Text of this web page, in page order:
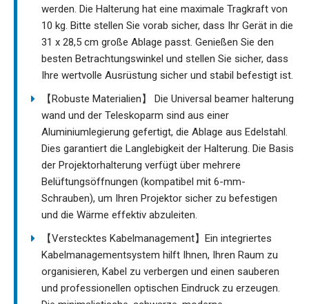
werden. Die Halterung hat eine maximale Tragkraft von
10 kg. Bitte stellen Sie vorab sicher, dass Ihr Gerät in die
31 x 28,5 cm große Ablage passt. Genießen Sie den
besten Betrachtungswinkel und stellen Sie sicher, dass
Ihre wertvolle Ausrüstung sicher und stabil befestigt ist.
【Robuste Materialien】 Die Universal beamer halterung
wand und der Teleskoparm sind aus einer
Aluminiumlegierung gefertigt, die Ablage aus Edelstahl.
Dies garantiert die Langlebigkeit der Halterung. Die Basis
der Projektorhalterung verfügt über mehrere
Belüftungsöffnungen (kompatibel mit 6-mm-
Schrauben), um Ihren Projektor sicher zu befestigen
und die Wärme effektiv abzuleiten.
【Verstecktes Kabelmanagement】Ein integriertes
Kabelmanagementsystem hilft Ihnen, Ihren Raum zu
organisieren, Kabel zu verbergen und einen sauberen
und professionellen optischen Eindruck zu erzeugen.